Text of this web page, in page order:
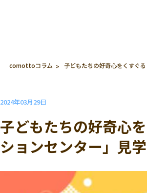
comottoコラム 子どもたちの好奇心をくすぐ
2024年03月29日
子どもたちの好奇心
ションセンター」見